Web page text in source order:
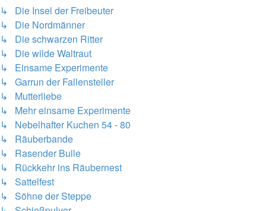
↳ Die Insel der Freibeuter
↳ Die Nordmänner
↳ Die schwarzen Ritter
↳ Die wilde Waltraut
↳ Einsame Experimente
↳ Garrun der Fallensteller
↳ Mutterliebe
↳ Mehr einsame Experimente
↳ Nebelhafter Kuchen 54 - 80
↳ Räuberbande
↳ Rasender Bulle
↳ Rückkehr ins Räubernest
↳ Sattelfest
↳ Söhne der Steppe